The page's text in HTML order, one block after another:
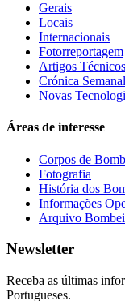
Gerais
Locais
Internacionais
Fotorreportagem
Artigos Técnicos
Crónica Semanal
Novas
Áreas de interesse
Corpos de
Fotografia
História dos
Informações
Arquivo
Newsletter
Receba as últimas
Portugueses.